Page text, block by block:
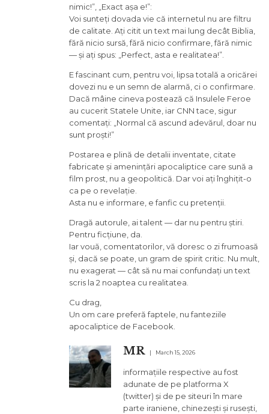
nimic!”, „Exact așa e!”:
Voi sunteți dovada vie că internetul nu are filtru
de calitate. Ați citit un text mai lung decât Biblia,
fără nicio sursă, fără nicio confirmare, fără nimic
— și ați spus: „Perfect, asta e realitatea!”.
E fascinant cum, pentru voi, lipsa totală a oricărei
dovezi nu e un semn de alarmă, ci o confirmare.
Dacă mâine cineva postează că Insulele Feroe
au cucerit Statele Unite, iar CNN tace, sigur
comentați: „Normal că ascund adevărul, doar nu
sunt proști!”
Postarea e plină de detalii inventate, citate
fabricate și amenințări apocaliptice care sună a
film prost, nu a geopolitică. Dar voi ați înghițit-o
ca pe o revelație.
Asta nu e informare, e fanfic cu pretenții.
Dragă autorule, ai talent — dar nu pentru știri.
Pentru ficțiune, da.
Iar vouă, comentatorilor, vă doresc o zi frumoasă
și, dacă se poate, un gram de spirit critic. Nu mult,
nu exagerat — cât să nu mai confundați un text
scris la 2 noaptea cu realitatea.
Cu drag,
Un om care preferă faptele, nu fanteziile
apocaliptice de Facebook.
MR March 15, 2026
informațiile respective au fost
adunate de pe platforma X
(twitter) și de pe siteuri în mare
parte iraniene, chinezești și rusești,